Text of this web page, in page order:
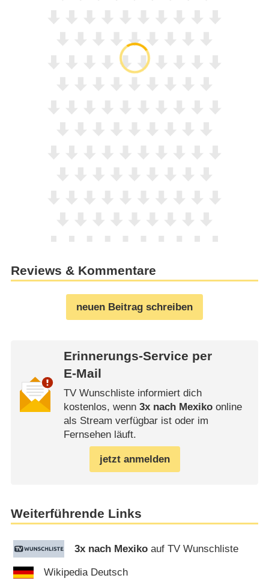
Reviews & Kommentare
neuen Beitrag schreiben
Erinnerungs-Service per
E-Mail
TV Wunschliste informiert dich
kostenlos, wenn 3x nach Mexikoonline
als Stream verfügbar ist oder im
Fernsehen läuft.
jetzt anmelden
Weiterführende Links
3x nach Mexiko auf TV Wunschliste
Wikipedia Deutsch